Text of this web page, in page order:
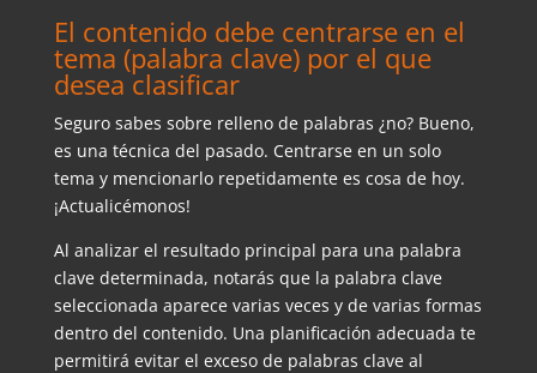
El contenido debe centrarse en el
tema (palabra clave) por el que
desea clasificar
Seguro sabes sobre relleno de palabras ¿no? Bueno,
es una técnica del pasado. Centrarse en un solo
tema y mencionarlo repetidamente es cosa de hoy.
¡Actualicémonos!
Al analizar el resultado principal para una palabra
clave determinada, notarás que la palabra clave
seleccionada aparece varias veces y de varias formas
dentro del contenido. Una planificación adecuada te
permitirá evitar el exceso de palabras clave al